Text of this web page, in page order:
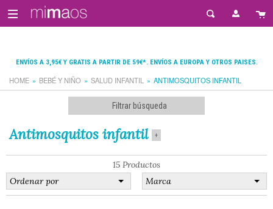
ENVÍOS A 3,95€ Y GRATIS A PARTIR DE 59€*. ENVÍOS A EUROPA Y OTROS PAISES.
HOME BEBÉ Y NIÑO SALUD INFANTIL ANTIMOSQUITOS INFANTIL
Filtrar búsqueda
Antimosquitos infantil +
15 Productos